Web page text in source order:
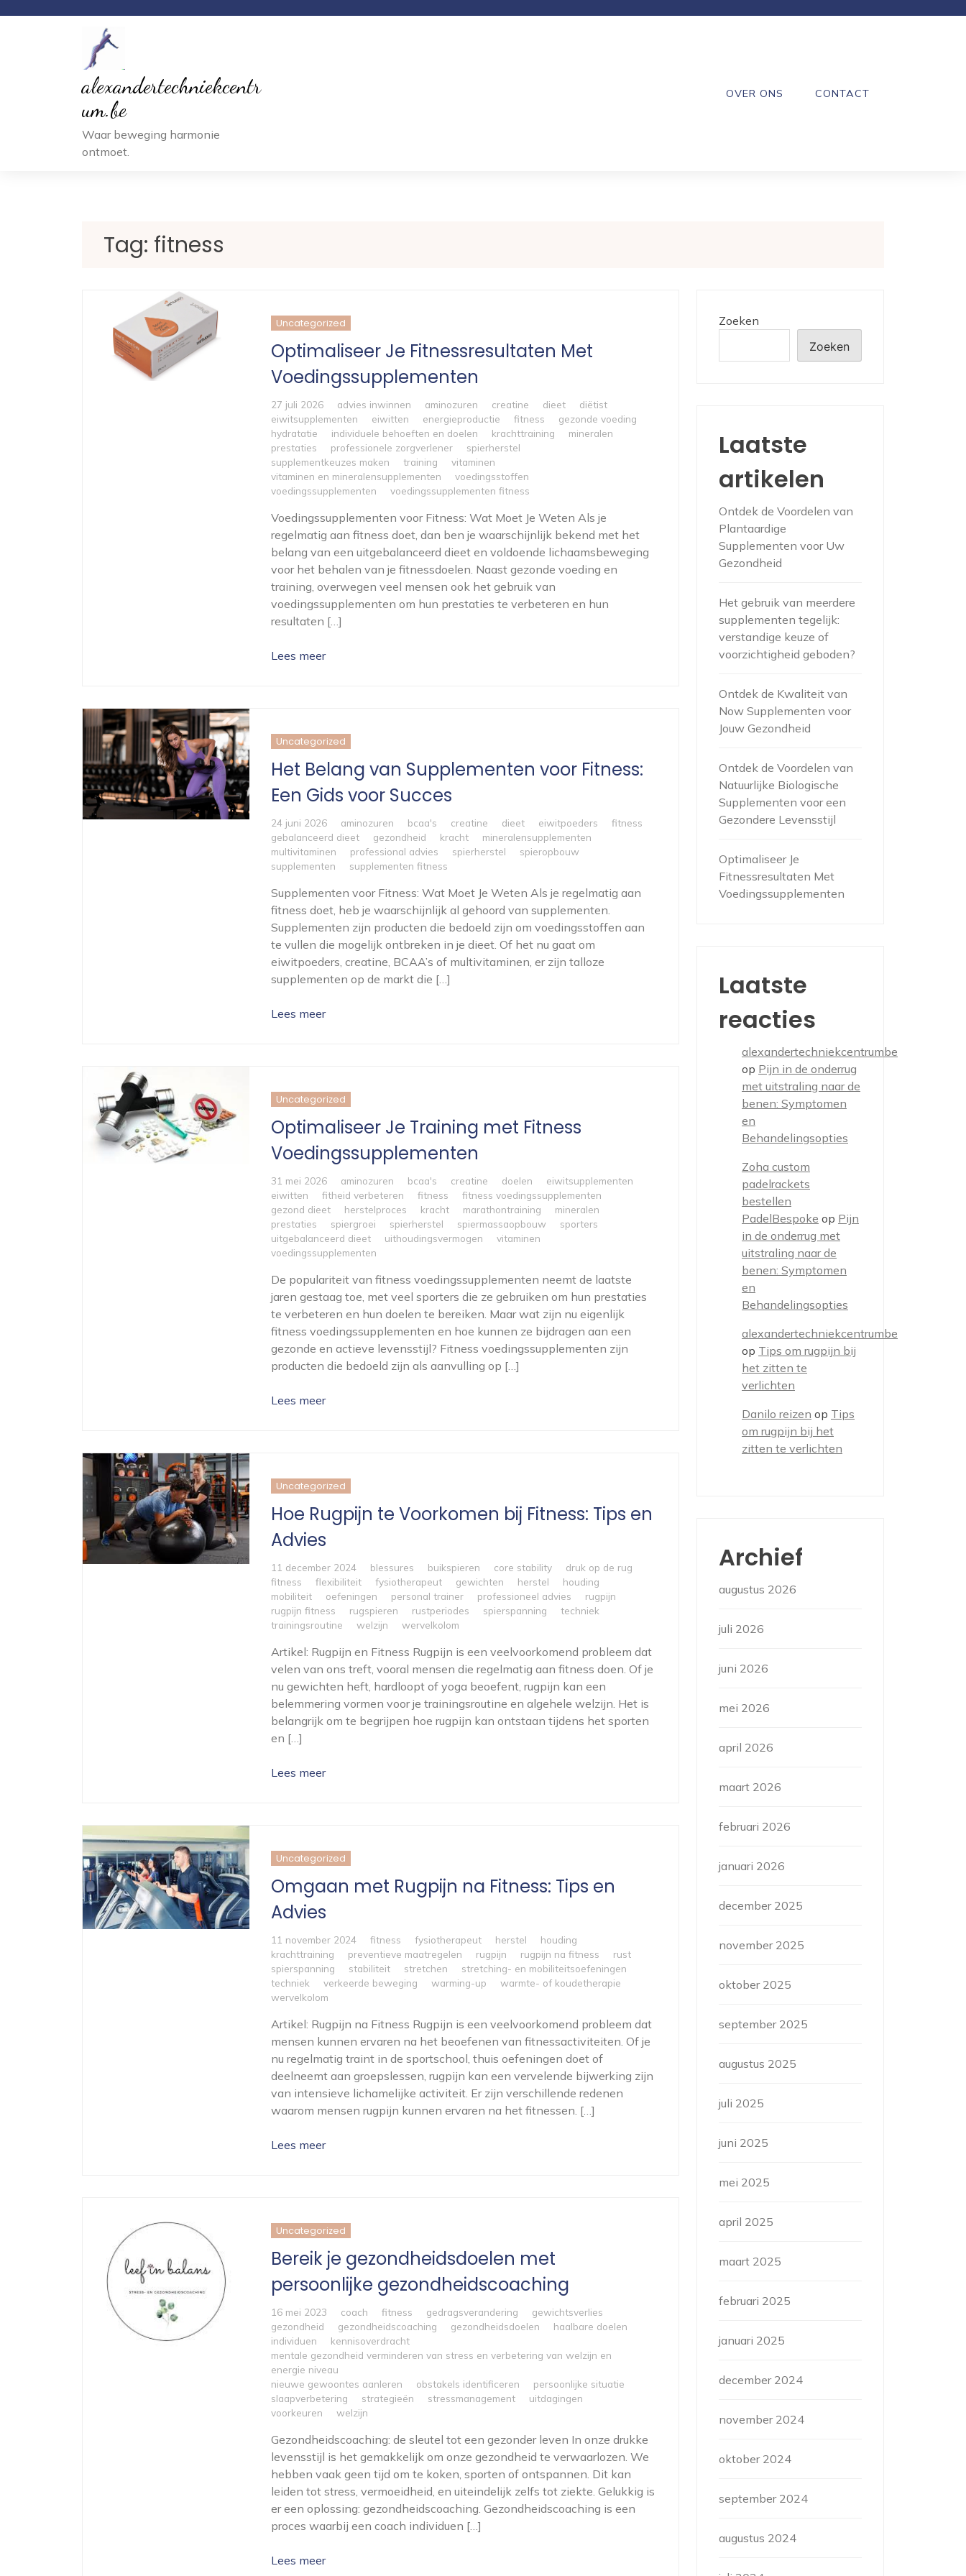
alexandertechniekcentr
um.be
Waar beweging harmonie
ontmoet.
OVER ONS CONTACT
Tag: fitness
Uncategorized
Optimaliseer Je Fitnessresultaten Met
Voedingssupplementen
27 juli 2026 advies inwinnen aminozuren creatine dieet
diëtist
eiwitsupplementen
eiwitten energieproductie fitness
gezonde voeding
hydratatie
individuele behoeften en doelen krachttraining
mineralen
prestaties
professionele zorgverlener
spierherstel
supplementkeuzes maken
training
vitaminen
vitaminen en mineralensupplementen
voedingsstoffen
voedingssupplementen
voedingssupplementen fitness
Voedingssupplementen voor Fitness: Wat Moet Je Weten Als je
regelmatig aan fitness doet, dan ben je waarschijnlijk bekend met het
belang van een uitgebalanceerd dieet en voldoende lichaamsbeweging
voor het behalen van je fitnessdoelen. Naast gezonde voeding en
training, overwegen veel mensen ook het gebruik van
voedingssupplementen om hun prestaties te verbeteren en hun
resultaten […]
Lees meer
Uncategorized
Het Belang van Supplementen voor Fitness:
Een Gids voor Succes
24 juni 2026 aminozuren bcaa's creatine dieet eiwitpoeders
fitness
gebalanceerd dieet
gezondheid kracht
mineralensupplementen
multivitaminen
professional advies spierherstel
spieropbouw
supplementen
supplementen fitness
Supplementen voor Fitness: Wat Moet Je Weten Als je regelmatig aan
fitness doet, heb je waarschijnlijk al gehoord van supplementen.
Supplementen zijn producten die bedoeld zijn om voedingsstoffen aan
te vullen die mogelijk ontbreken in je dieet. Of het nu gaat om
eiwitpoeders, creatine, BCAA’s of multivitaminen, er zijn talloze
supplementen op de markt die […]
Lees meer
Uncategorized
Optimaliseer Je Training met Fitness
Voedingssupplementen
31 mei 2026 aminozuren bcaa's creatine doelen
eiwitsupplementen
eiwitten
fitheid verbeteren fitness
fitness voedingssupplementen
gezond dieet
herstelproces kracht marathontraining
mineralen
prestaties
spiergroei spierherstel spiermassaopbouw
sporters
uitgebalanceerd dieet
uithoudingsvermogen
vitaminen
voedingssupplementen
De populariteit van fitness voedingssupplementen neemt de laatste
jaren gestaag toe, met veel sporters die ze gebruiken om hun prestaties
te verbeteren en hun doelen te bereiken. Maar wat zijn nu eigenlijk
fitness voedingssupplementen en hoe kunnen ze bijdragen aan een
gezonde en actieve levensstijl? Fitness voedingssupplementen zijn
producten die bedoeld zijn als aanvulling op […]
Lees meer
Uncategorized
Hoe Rugpijn te Voorkomen bij Fitness: Tips en
Advies
11 december 2024 blessures buikspieren core stability
druk op de rug
fitness
flexibiliteit fysiotherapeut gewichten herstel
houding
mobiliteit
oefeningen personal trainer professioneel advies
rugpijn
rugpijn fitness
rugspieren rustperiodes spierspanning
techniek
trainingsroutine
welzijn wervelkolom
Artikel: Rugpijn en Fitness Rugpijn is een veelvoorkomend probleem dat
velen van ons treft, vooral mensen die regelmatig aan fitness doen. Of je
nu gewichten heft, hardloopt of yoga beoefent, rugpijn kan een
belemmering vormen voor je trainingsroutine en algehele welzijn. Het is
belangrijk om te begrijpen hoe rugpijn kan ontstaan tijdens het sporten
en […]
Lees meer
Uncategorized
Omgaan met Rugpijn na Fitness: Tips en
Advies
11 november 2024 fitness fysiotherapeut herstel
houding
krachttraining
preventieve maatregelen rugpijn rugpijn na fitness
rust
spierspanning
stabiliteit stretchen
stretching- en mobiliteitsoefeningen
techniek
verkeerde beweging warming-up
warmte- of koudetherapie
wervelkolom
Artikel: Rugpijn na Fitness Rugpijn is een veelvoorkomend probleem dat
mensen kunnen ervaren na het beoefenen van fitnessactiviteiten. Of je
nu regelmatig traint in de sportschool, thuis oefeningen doet of
deelneemt aan groepslessen, rugpijn kan een vervelende bijwerking zijn
van intensieve lichamelijke activiteit. Er zijn verschillende redenen
waarom mensen rugpijn kunnen ervaren na het fitnessen. […]
Lees meer
Uncategorized
Bereik je gezondheidsdoelen met
persoonlijke gezondheidscoaching
16 mei 2023 coach fitness gedragsverandering
gewichtsverlies
gezondheid
gezondheidscoaching gezondheidsdoelen
haalbare doelen
individuen
kennisoverdracht
mentale gezondheid verminderen van stress en verbetering van welzijn en
energie niveau
nieuwe gewoontes aanleren
obstakels identificeren
persoonlijke situatie
slaapverbetering
strategieën stressmanagement
uitdagingen
voorkeuren
welzijn
Gezondheidscoaching: de sleutel tot een gezonder leven In onze drukke
levensstijl is het gemakkelijk om onze gezondheid te verwaarlozen. We
hebben vaak geen tijd om te koken, sporten of ontspannen. Dit kan
leiden tot stress, vermoeidheid, en uiteindelijk zelfs tot ziekte. Gelukkig is
er een oplossing: gezondheidscoaching. Gezondheidscoaching is een
proces waarbij een coach individuen […]
Lees meer
Zoeken
Zoeken
Laatste
artikelen
Ontdek de Voordelen van
Plantaardige
Supplementen voor Uw
Gezondheid
Het gebruik van meerdere
supplementen tegelijk:
verstandige keuze of
voorzichtigheid geboden?
Ontdek de Kwaliteit van
Now Supplementen voor
Jouw Gezondheid
Ontdek de Voordelen van
Natuurlijke Biologische
Supplementen voor een
Gezondere Levensstijl
Optimaliseer Je
Fitnessresultaten Met
Voedingssupplementen
Laatste
reacties
alexandertechniekcentrumbe
op Pijn in de onderrug
met uitstraling naar de
benen: Symptomen
en
Behandelingsopties
Zoha custom
padelrackets
bestellen
PadelBespoke op Pijn
in de onderrug met
uitstraling naar de
benen: Symptomen
en
Behandelingsopties
alexandertechniekcentrumbe
op Tips om rugpijn bij
het zitten te
verlichten
Danilo reizen op Tips
om rugpijn bij het
zitten te verlichten
Archief
augustus 2026
juli 2026
juni 2026
mei 2026
april 2026
maart 2026
februari 2026
januari 2026
december 2025
november 2025
oktober 2025
september 2025
augustus 2025
juli 2025
juni 2025
mei 2025
april 2025
maart 2025
februari 2025
januari 2025
december 2024
november 2024
oktober 2024
september 2024
augustus 2024